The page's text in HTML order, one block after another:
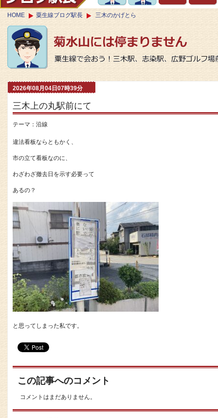
HOME 粟生線ブログ駅長 三木のかげとら
2026年08月04日07時39分
三木上の丸駅前にて
テーマ： 沿線
違法看板ならともかく、
市の立て看板なのに、
わざわざ撤去日を示す必要って
あるの？
と思ってしまった私です。
この記事へのコメント
コメントはまだありません。